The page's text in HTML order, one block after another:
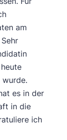
am
es in der
in die
ich